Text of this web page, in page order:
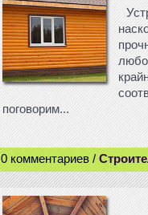
поговорим...
0 комментариев /